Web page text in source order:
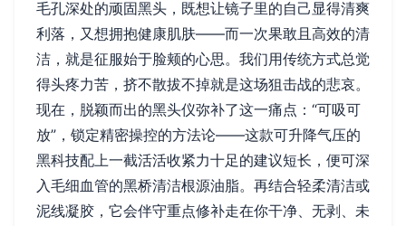
毛孔深处的顽固黑头，既想让镜子里的自己显得清爽
利落，又想拥抱健康肌肤——而一次果敢且高效的清
洁，就是征服始于脸颊的心思。我们用传统方式总觉
得头疼力苦，挤不散拔不掉就是这场狙击战的悲哀。
现在，脱颖而出的黑头仪弥补了这一痛点：“可吸可
放”，锁定精密操控的方法论——这款可升降气压的
黑科技配上一截活活收紧力十足的建议短长，便可深
入毛细血管的黑桥清洁根源油脂。再结合轻柔清洁或
泥线凝胶，它会伴守重点修补走在你干净、无剥、未